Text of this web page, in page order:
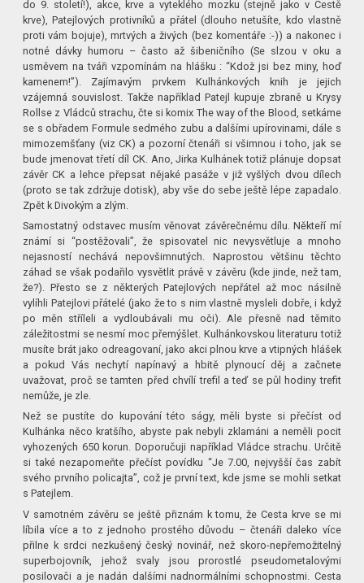
do 9. století!), akce, krve a vyteklého mozku (stejně jako v Cestě
krve), Patejlových protivníků a přátel (dlouho netušíte, kdo vlastně
proti vám bojuje), mrtvých a živých (bez komentáře :-)) a nakonec i
notné dávky humoru – často až šibeničního (Se slzou v oku a
usměvem na tváři vzpomínám na hlášku : “Kdož jsi bez miny, hoď
kamenem!”). Zajímavým prvkem Kulhánkových knih je jejich
vzájemná souvislost. Takže například Patejl kupuje zbraně u Krysy
Rollse z Vládců strachu, čte si komix The way of the Blood, setkáme
se s obřadem Formule sedmého zubu a dalšími upírovinami, dále s
mimozemšťany (viz CK) a pozorní čtenáři si všimnou i toho, jak se
bude jmenovat třetí díl CK. Ano, Jirka Kulhánek totiž plánuje dopsat
závěr CK a lehce přepsat nějaké pasáže v již vyšlých dvou dílech
(proto se tak zdržuje dotisk), aby vše do sebe ještě lépe zapadalo.
Zpět k Divokým a zlým.
Samostatný odstavec musím věnovat závěrečnému dílu. Někteří mí
známí si “postěžovali”, že spisovatel nic nevysvětluje a mnoho
nejasností nechává nepovšimnutých. Naprostou většinu těchto
záhad se však podařilo vysvětlit právě v závěru (kde jinde, než tam,
že?). Přesto se z některých Patejlových nepřátel až moc násilně
vylíhli Patejlovi přátelé (jako že to s nim vlastně mysleli dobře, i když
po měn stříleli a vydloubávali mu oči). Ale přesně nad těmito
záležitostmi se nesmí moc přemýšlet. Kulhánkovskou literaturu totiž
musíte brát jako odreagovaní, jako akci plnou krve a vtipných hlášek
a pokud Vás nechytí napínavý a hbitě plynoucí děj a začnete
uvažovat, proč se tamten před chvílí trefil a teď se půl hodiny trefit
nemůže, je zle.
Než se pustíte do kupování této ságy, měli byste si přečíst od
Kulhánka něco kratšího, abyste pak nebyli zklamáni a neměli pocit
vyhozených 650 korun. Doporučuji například Vládce strachu. Určitě
si také nezapomeňte přečíst povídku “Je 7.00, nejvyšší čas zabít
svého prvního policajta”, což je první text, kde jsme se mohli setkat
s Patejlem.
V samotném závěru se ještě přiznám k tomu, že Cesta krve se mi
líbila více a to z jednoho prostého důvodu – čtenáři daleko více
přilne k srdci nezkušený český novinář, než skoro-nepřemožitelný
superbojovník, jehož svaly jsou prorostlé pseudometalovými
posilovači a je nadán dalšími nadnormálními schopnostmi. Cesta